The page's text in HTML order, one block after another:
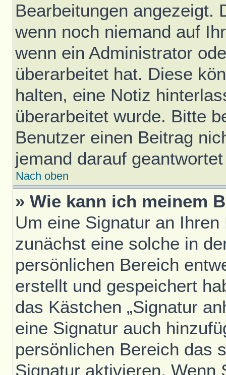
Bearbeitungen angezeigt.
wenn noch niemand auf
wenn ein Administrator
überarbeitet hat. Diese
halten, eine Notiz
überarbeitet wurde. Bitte
Benutzer einen Beitrag
jemand darauf
Nach oben
» Wie kann ich meinem
Um eine Signatur an
zunächst eine solche in
persönlichen Bereich
erstellt und gespeichert
das Kästchen „Signatur
eine Signatur auch
persönlichen Bereich das
Signatur aktivieren. Wenn